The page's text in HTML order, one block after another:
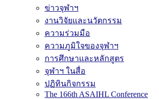
ข่าวจุฬาฯ
งานวิจัยและนวัตกรรม
ความร่วมมือ
ความภูมิใจของจุฬาฯ
การศึกษาและหลักสูตร
จุฬาฯ ในสื่อ
ปฏิทินกิจกรรม
The 166th ASAIHL Conference